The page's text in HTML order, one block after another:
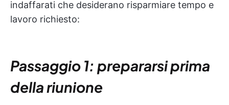
indaffarati che desiderano risparmiare tempo e
lavoro richiesto:
Passaggio 1: prepararsi prima
della riunione